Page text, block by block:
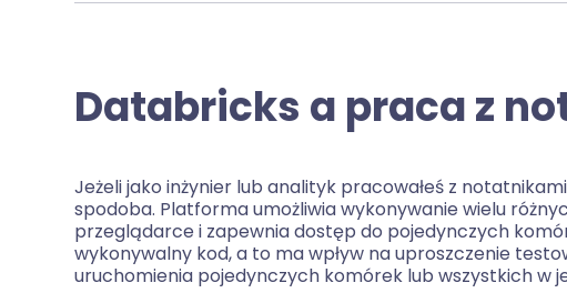
Databricks a praca z
Jeżeli jako inżynier lub analityk pracowałeś z
spodoba. Platforma umożliwia wykonywanie wielu
przeglądarce i zapewnia dostęp do pojedynczych
wykonywalny kod, a to ma wpływ na uproszczenie
uruchomienia pojedynczych komórek lub wszystkich w